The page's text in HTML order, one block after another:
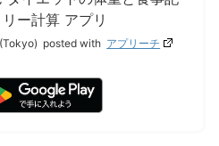
ー計算 アプリ
posted with アプリーチ